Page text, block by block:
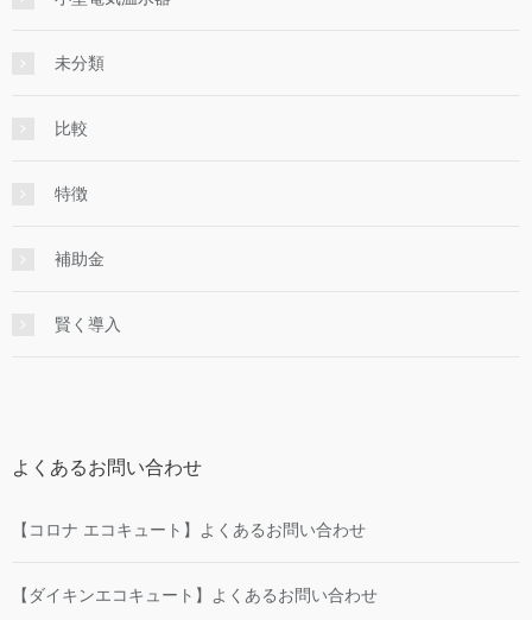
未分類
比較
特徴
補助金
賢く導入
よくあるお問い合わせ
【コロナ エコキュート】よくあるお問い合わせ
【ダイキンエコキュート】よくあるお問い合わせ